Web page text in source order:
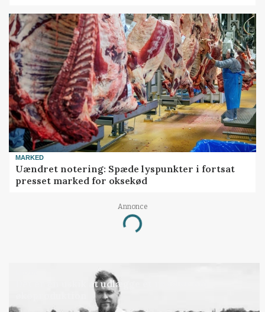
MARKED
Uændret notering: Spæde lyspunkter i fortsat
presset marked for oksekød
Annonce
Loading...
Det er en uskik at udlægge et røgslør om